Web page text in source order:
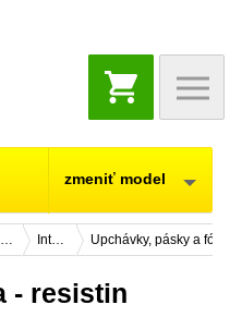
NÁKUPNÝ
KOŠÍK
zmeniť model
Karosérie Interiér vozidla Upchávky, pásky a
- resistin